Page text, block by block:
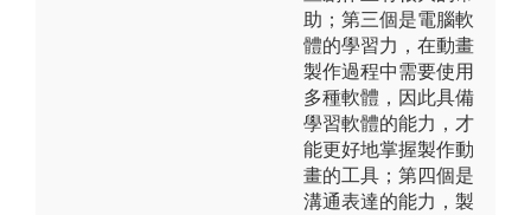
助；第三個是電腦軟
體的學習力，在動畫
製作過程中需要使用
多種軟體，因此具備
學習軟體的能力，才
能更好地掌握製作動
畫的工具；第四個是
溝通表達的能力，製